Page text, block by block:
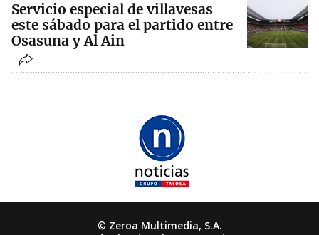
Servicio especial de villavesas
este sábado para el partido entre
Osasuna y Al Ain
© Zeroa Multimedia, S.A.